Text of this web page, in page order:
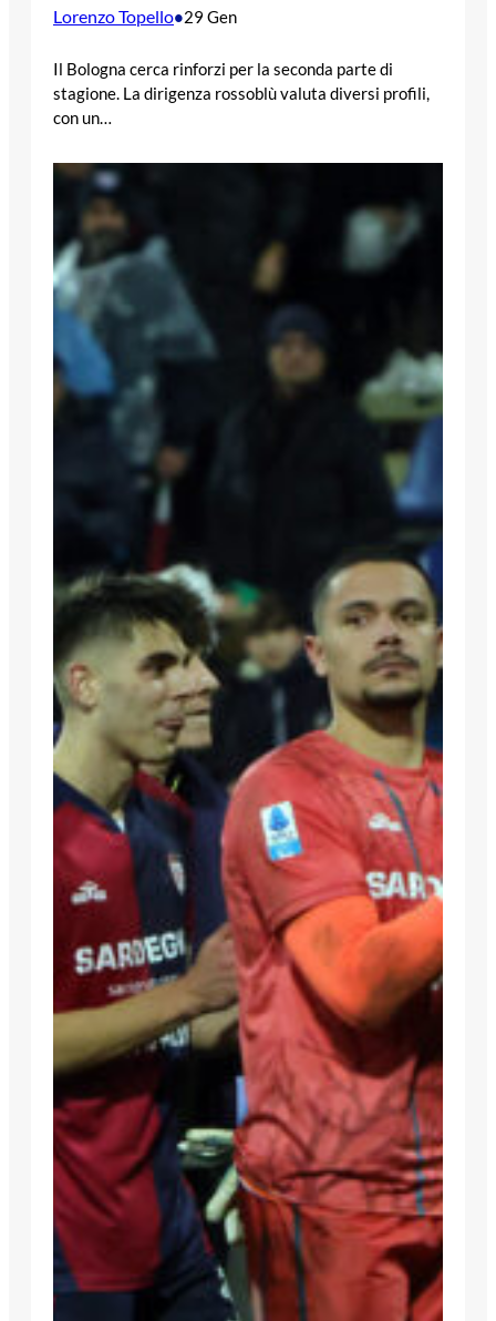
Lorenzo Topello•29 Gen
Il Bologna cerca rinforzi per la seconda parte di
stagione. La dirigenza rossoblù valuta diversi profili,
con un…